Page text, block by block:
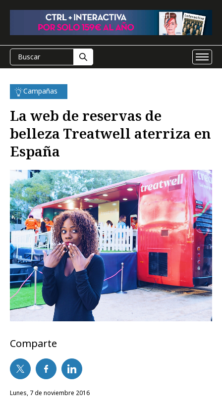
Campañas
La web de reservas de
belleza Treatwell aterriza en
España
Comparte
lunes, 7 de noviembre 2016